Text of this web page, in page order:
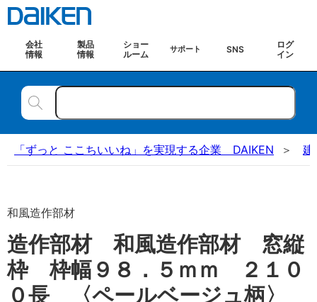
会社
情報
製品
情報
ショー
ルーム
サポート SNS
ログ
イン
「ずっと ここちいいね」を実現する企業 DAIKEN 建
和風造作部材
造作部材 和風造作部材 窓縦
枠 枠幅９８．５ｍｍ ２１０
０長 〈ペールベージュ柄〉